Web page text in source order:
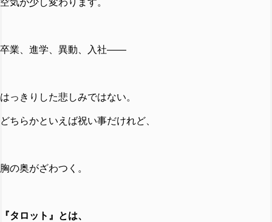
空気が少し変わります。
卒業、進学、異動、入社――
はっきりした悲しみではない。
どちらかといえば祝い事だけれど、
胸の奥がざわつく。
『タロット』とは、